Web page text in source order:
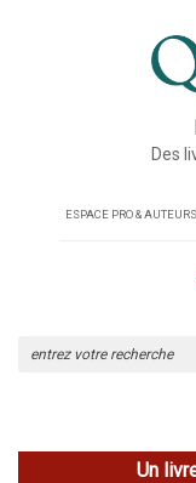
Des
ESPACE PRO & AUTEURS
Un